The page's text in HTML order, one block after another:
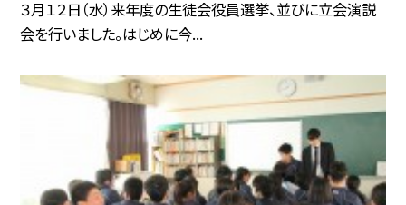
３月１２日（水）来年度の生徒会役員選挙、並びに立会演説
会を行いました。はじめに今...